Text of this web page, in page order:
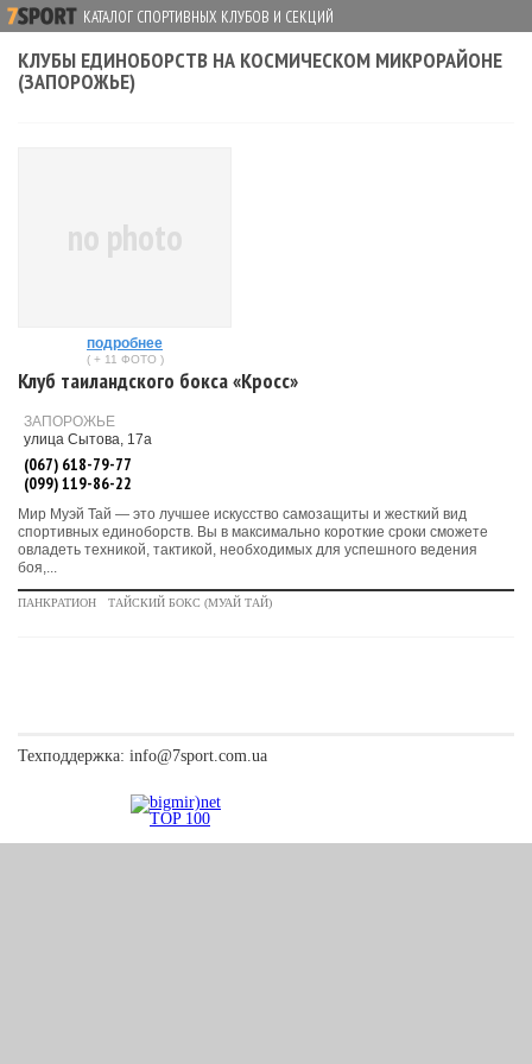
КАТАЛОГ СПОРТИВНЫХ КЛУБОВ И СЕКЦИЙ
КЛУБЫ ЕДИНОБОРСТВ НА КОСМИЧЕСКОМ МИКРОРАЙОНЕ
(ЗАПОРОЖЬЕ)
no photo
подробнее
( + 11 ФОТО )
Клуб таиландского бокса «Кросс»
ЗАПОРОЖЬЕ
улица Сытова, 17а
(067) 618-79-77
(099) 119-86-22
Мир Муэй Тай — это лучшее искусство самозащиты и жесткий вид
спортивных единоборств. Вы в максимально короткие сроки сможете
овладеть техникой, тактикой, необходимых для успешного ведения
боя,...
ПАНКРАТИОН ТАЙСКИЙ БОКС (МУАЙ ТАЙ)
Техподдержка: info@7sport.com.ua